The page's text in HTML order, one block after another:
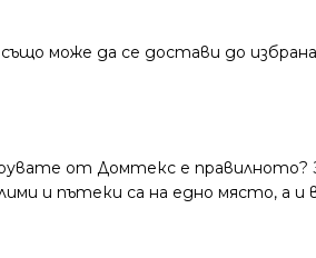
може да се достави до
от Домтекс е
и пътеки са на едно място, а